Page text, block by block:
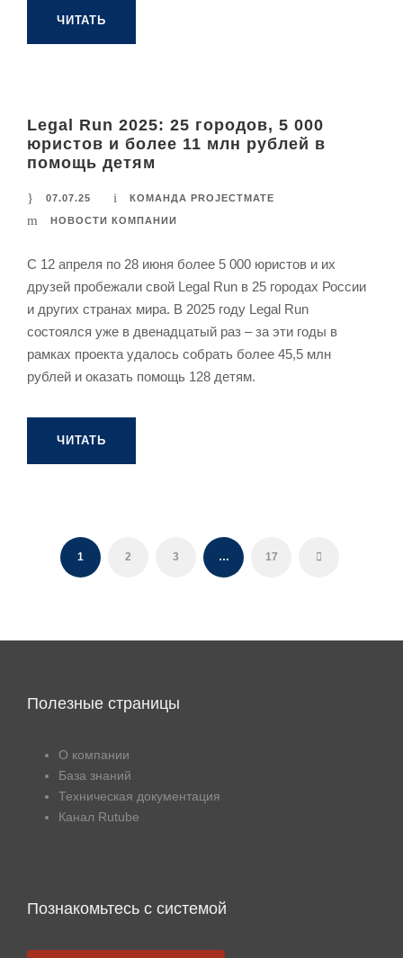
ЧИТАТЬ
Legal Run 2025: 25 городов, 5 000
юристов и более 11 млн рублей в
помощь детям
07.07.25 КОМАНДА PROJECTMATE
НОВОСТИ КОМПАНИИ
С 12 апреля по 28 июня более 5 000 юристов и их
друзей пробежали свой Legal Run в 25 городах России
и других странах мира. В 2025 году Legal Run
состоялся уже в двенадцатый раз – за эти годы в
рамках проекта удалось собрать более 45,5 млн
рублей и оказать помощь 128 детям.
ЧИТАТЬ
1 2 3 … 17
Полезные страницы
О компании
База знаний
Техническая документация
Канал Rutube
Познакомьтесь с системой